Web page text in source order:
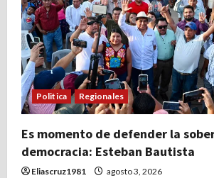
Politica Regionales
Es momento de defender la
democracia: Esteban Bautista
Eliascruz1981 agosto 3, 2026